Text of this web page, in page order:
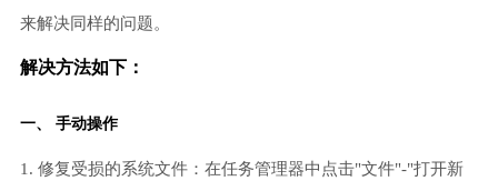
来解决同样的问题。
解决方法如下：
一、 手动操作
1. 修复受损的系统文件：在任务管理器中点击"文件"-"打开新